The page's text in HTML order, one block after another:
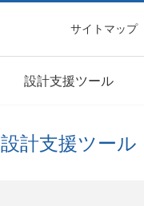
サイトマップ
設計支援ツール
設計支援ツール